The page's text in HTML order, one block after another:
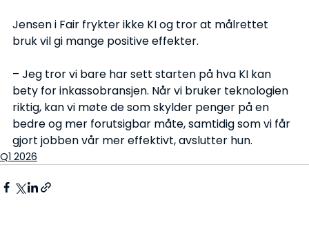
Jensen i Fair frykter ikke KI og tror at målrettet
bruk vil gi mange positive effekter.
– Jeg tror vi bare har sett starten på hva KI kan
bety for inkassobransjen. Når vi bruker teknologien
riktig, kan vi møte de som skylder penger på en
bedre og mer forutsigbar måte, samtidig som vi får
gjort jobben vår mer effektivt, avslutter hun.
Q1 2026